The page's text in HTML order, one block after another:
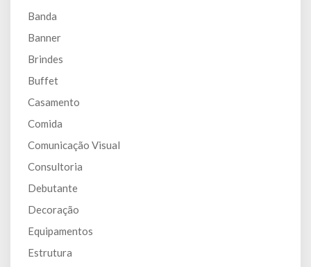
Banda
Banner
Brindes
Buffet
Casamento
Comida
Comunicação Visual
Consultoria
Debutante
Decoração
Equipamentos
Estrutura